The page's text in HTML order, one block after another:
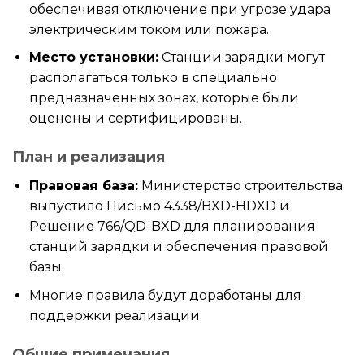
обеспечивая отключение при угрозе удара
электрическим током или пожара.
Место установки:Станции зарядки могут
располагаться только в специально
предназначенных зонах, которые были
оценены и сертифицированы.
План и реализация
Правовая база:Министерство строительства
выпустило Письмо 4338/BXD-HDXD и
Решение 766/QD-BXD для планирования
станций зарядки и обеспечения правовой
базы.
Многие правила будут доработаны для
поддержки реализации.